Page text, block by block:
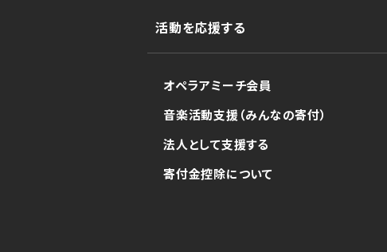
活動を応援する
オペラアミーチ会員
音楽活動支援（みんなの寄付）
法人として支援する
寄付金控除について